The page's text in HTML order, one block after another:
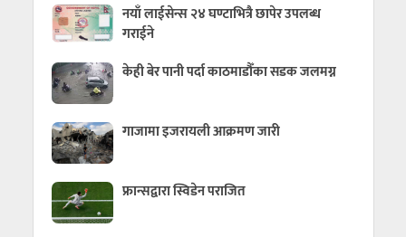
नयाँ लाईसेन्स २४ घण्टाभित्रै छापेर उपलब्ध
गराईने
केही बेर पानी पर्दा काठमाडौँका सडक जलमग्न
गाजामा इजरायली आक्रमण जारी
फ्रान्सद्वारा स्विडेन पराजित